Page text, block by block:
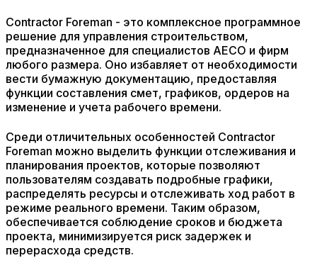
Contractor Foreman - это комплексное программное
решение для управления строительством,
предназначенное для специалистов AECO и фирм
любого размера. Оно избавляет от необходимости
вести бумажную документацию, предоставляя
функции составления смет, графиков, ордеров на
изменение и учета рабочего времени.
Среди отличительных особенностей Contractor
Foreman можно выделить функции отслеживания и
планирования проектов, которые позволяют
пользователям создавать подробные графики,
распределять ресурсы и отслеживать ход работ в
режиме реального времени. Таким образом,
обеспечивается соблюдение сроков и бюджета
проекта, минимизируется риск задержек и
перерасхода средств.